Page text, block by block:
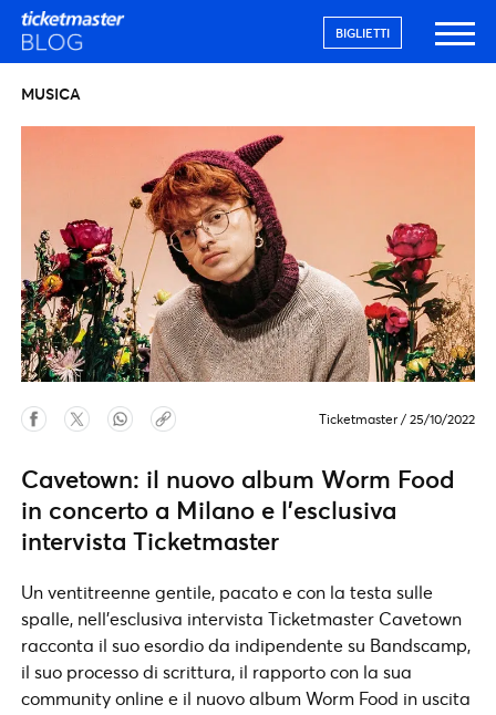
BIGLIETTI
MUSICA
Ticketmaster / 25/10/2022
Cavetown: il nuovo album Worm Food
in concerto a Milano e l’esclusiva
intervista Ticketmaster
Un ventitreenne gentile, pacato e con la testa sulle
spalle, nell’esclusiva intervista Ticketmaster Cavetown
racconta il suo esordio da indipendente su Bandscamp,
il suo processo di scrittura, il rapporto con la sua
community online e il nuovo album Worm Food in uscita